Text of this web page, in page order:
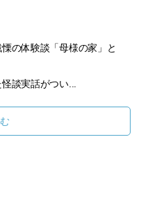
の体験談「母様の家」と
談実話がつい...